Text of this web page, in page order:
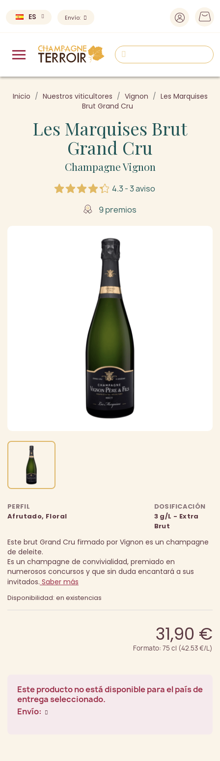
ES Envío:
Inicio Nuestros viticultores Vignon
Les Marquises
Brut Grand Cru
Les Marquises Brut
Grand Cru
Champagne Vignon
4.3 - 3 aviso
9 premios
PERFIL
Afrutado, Floral
DOSIFICACIÓN
3 g/L - Extra
Brut
Este brut Grand Cru firmado por Vignon es un champagne
de deleite.
Es un champagne de convivialidad, premiado en
numerosos concursos y que sin duda encantará a sus
invitados. Saber más
Disponibilidad: en existencias
31,90 €
Formato: 75 cl (42.53 €/L)
Este producto no está disponible para el país de
entrega seleccionado.
Envío: